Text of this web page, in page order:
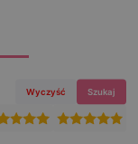
Wyczyść Szukaj